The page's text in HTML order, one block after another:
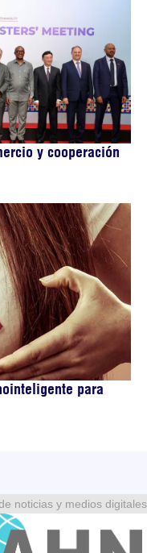
y cooperación
para
noticias y medios digitales